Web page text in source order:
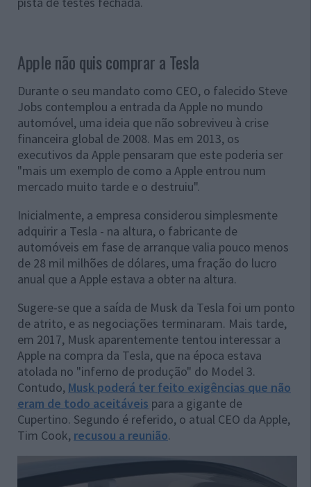
Apple não quis comprar a Tesla
Durante o seu mandato como CEO, o falecido Steve
Jobs contemplou a entrada da Apple no mundo
automóvel, uma ideia que não sobreviveu à crise
financeira global de 2008. Mas em 2013, os
executivos da Apple pensaram que este poderia ser
"mais um exemplo de como a Apple entrou num
mercado muito tarde e o destruiu".
Inicialmente, a empresa considerou simplesmente
adquirir a Tesla - na altura, o fabricante de
automóveis em fase de arranque valia pouco menos
de 28 mil milhões de dólares, uma fração do lucro
anual que a Apple estava a obter na altura.
Sugere-se que a saída de Musk da Tesla foi um ponto
de atrito, e as negociações terminaram. Mais tarde,
em 2017, Musk aparentemente tentou interessar a
Apple na compra da Tesla, que na época estava
atolada no "inferno de produção" do Model 3.
Contudo, Musk poderá ter feito exigências que não
eram de todo aceitáveis para a gigante de
Cupertino. Segundo é referido, o atual CEO da Apple,
Tim Cook, recusou a reunião.